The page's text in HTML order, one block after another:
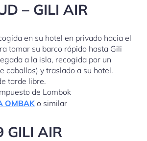
– GILI AIR
en su hotel en privado hacia el
tomar su barco rápido hasta Gili
a la isla, recogida por un
caballos) y traslado a su hotel.
tarde libre.
de Lombok
OMBAK o similar
GILI AIR